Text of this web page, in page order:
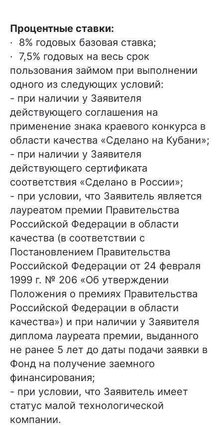
Процентные ставки:
· 8% годовых базовая ставка;
· 7,5% годовых на весь срок
пользования займом при выполнении
одного из следующих условий:
- при наличии у Заявителя
действующего соглашения на
применение знака краевого конкурса в
области качества «Сделано на Кубани»;
- при наличии у Заявителя
действующего сертификата
соответствия «Сделано в России»;
- при условии, что Заявитель является
лауреатом премии Правительства
Российской Федерации в области
качества (в соответствии с
Постановлением Правительства
Российской Федерации от 24 февраля
1999 г. № 206 «Об утверждении
Положения о премиях Правительства
Российской Федерации в области
качества») и при наличии у Заявителя
диплома лауреата премии, выданного
не ранее 5 лет до даты подачи заявки в
Фонд на получение заемного
финансирования;
- при условии, что Заявитель имеет
статус малой технологической
компании.